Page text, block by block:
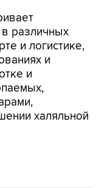
в различных
и логистике,
и
и
халяльной